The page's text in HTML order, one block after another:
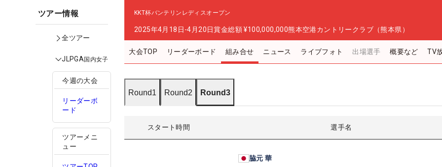
ツアー情報
全ツアー
JLPGA国内女子
今週の大会
リーダーボ
ード
ツアーメニ
ュー
KKT杯バンテリンレディスオープン
2025年4月18日-4月20日賞金総額 ¥100,000,000熊本空港カントリークラブ（熊本県）
大会TOP リーダーボード 組み合せ ニュース ライブフォト 出場選手 概要など TV
Round1 Round2 Round3
スタート時間 選手名
脇元 華